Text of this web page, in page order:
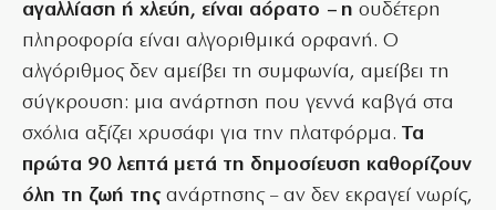
αγαλλίαση ή χλεύη, είναι αόρατο – η ουδέτερη
πληροφορία είναι αλγοριθμικά ορφανή. Ο
αλγόριθμος δεν αμείβει τη συμφωνία, αμείβει τη
σύγκρουση: μια ανάρτηση που γεννά καβγά στα
σχόλια αξίζει χρυσάφι για την πλατφόρμα. Τα
πρώτα 90 λεπτά μετά τη δημοσίευση καθορίζουν
όλη τη ζωή της ανάρτησης – αν δεν εκραγεί νωρίς,